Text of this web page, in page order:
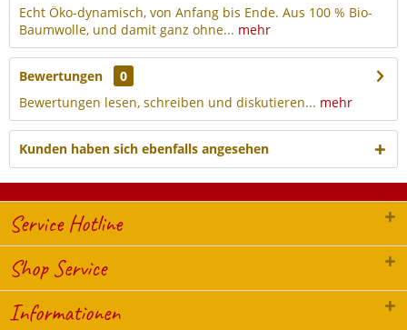
Echt Öko-dynamisch, von Anfang bis Ende. Aus 100 % Bio-
Baumwolle, und damit ganz ohne... mehr
Bewertungen
0
Bewertungen lesen, schreiben und diskutieren... mehr
Kunden haben sich ebenfalls angesehen
Service Hotline
Shop Service
Informationen